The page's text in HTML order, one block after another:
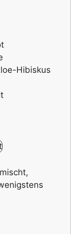
Hibiskus